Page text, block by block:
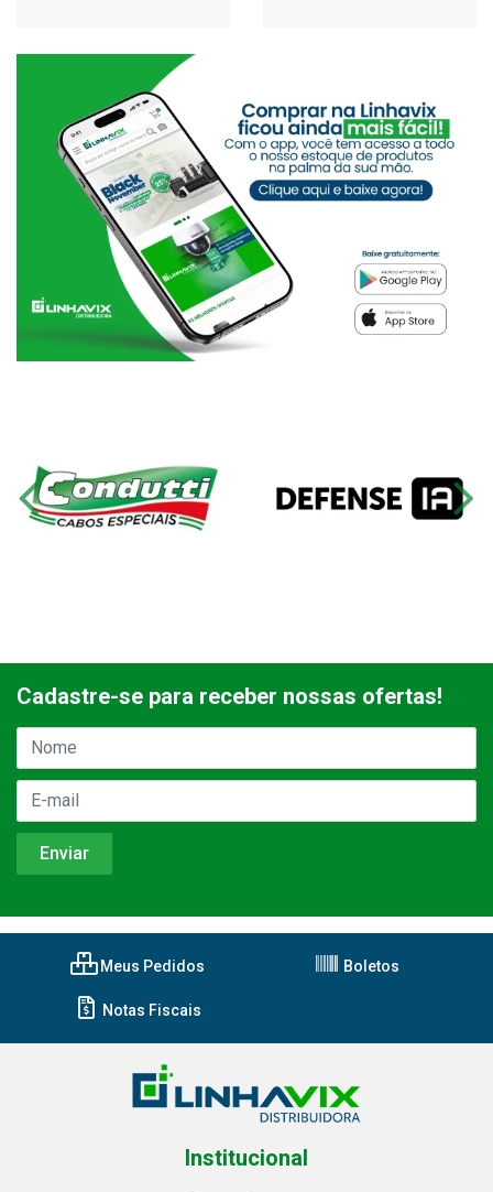
Cadastre-se para receber nossas ofertas!
Meus Pedidos Boletos
Notas Fiscais
Institucional